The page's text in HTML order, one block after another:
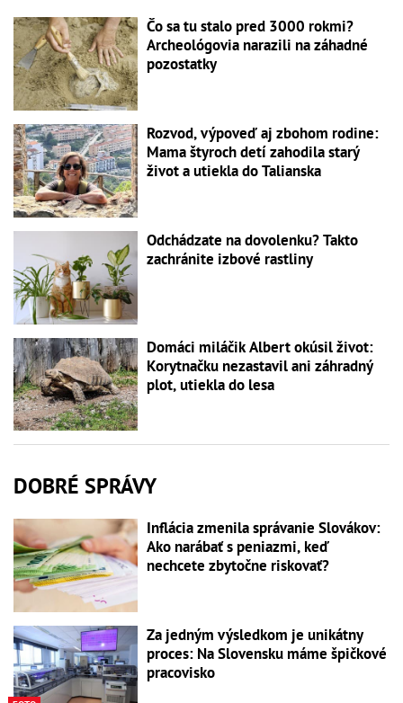
Čo sa tu stalo pred 3000 rokmi?
Archeológovia narazili na záhadné
pozostatky
Rozvod, výpoveď aj zbohom rodine:
Mama štyroch detí zahodila starý
život a utiekla do Talianska
Odchádzate na dovolenku? Takto
zachránite izbové rastliny
Domáci miláčik Albert okúsil život:
Korytnačku nezastavil ani záhradný
plot, utiekla do lesa
DOBRÉ SPRÁVY
Inflácia zmenila správanie Slovákov:
Ako narábať s peniazmi, keď
nechcete zbytočne riskovať?
Za jedným výsledkom je unikátny
proces: Na Slovensku máme špičkové
pracovisko